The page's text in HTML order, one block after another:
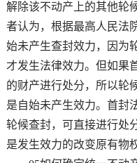
解除该不动产上的其他轮
者认为，根据最高人民法
始未产生查封效力，因为
才发生法律效力。但如果
的财产进行处分，所以轮
是自始未产生效力。首封
轮候查封，可直接进行处
是发生效力的改变原有物